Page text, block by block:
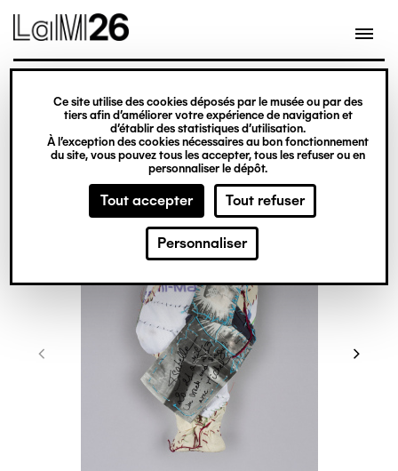
Gestion des cookies
Ce site utilise des cookies déposés par le musée ou par des
tiers afin d’améliorer votre expérience de navigation et
d’établir des statistiques d’utilisation.
À l’exception des cookies nécessaires au bon fonctionnement
du site, vous pouvez tous les accepter, tous les refuser ou en
personnaliser le dépôt.
Tout accepter Tout refuser
Personnaliser
contenu